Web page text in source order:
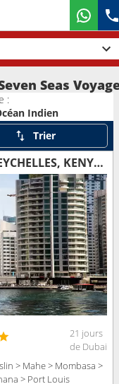
Seas
:
Indien
Trier
EMIRATS ARABES UNIS, OMAN, SEYCHELLES, KENYA, TANZANIE, MADAGASCAR, MAURICE
21 jours
de Dubai
> Mahe > Mombasa >
> Port Louis